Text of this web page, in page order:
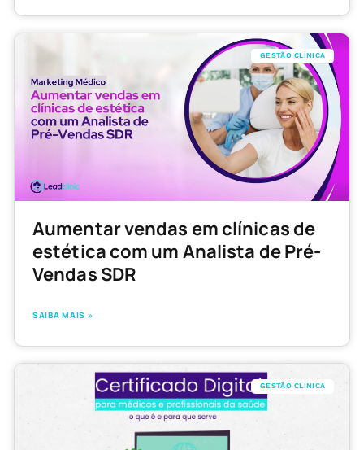
GESTÃO CLÍNICA
Aumentar vendas em clínicas de
estética com um Analista de Pré-
Vendas SDR
SAIBA MAIS »
GESTÃO CLÍNICA